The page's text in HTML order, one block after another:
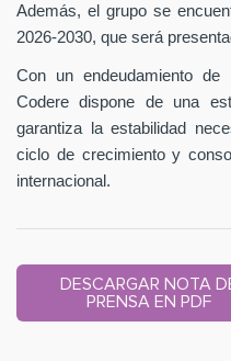
Además, el grupo se
2026-2030, que será
Con un endeudamiento
Codere dispone de una
garantiza la estabilidad
ciclo de crecimiento y
internacional.
DESCARGAR NOTA
PRENSA EN PDF